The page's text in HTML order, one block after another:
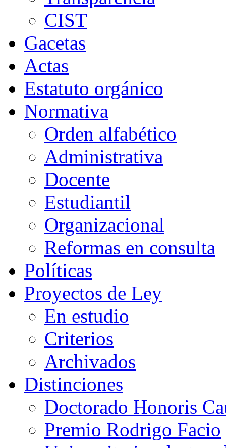
CIST
Gacetas
Actas
Estatuto orgánico
Normativa
Orden alfabético
Administrativa
Docente
Estudiantil
Organizacional
Reformas en consulta
Políticas
Proyectos de Ley
En estudio
Criterios
Archivados
Distinciones
Doctorado Honoris
Premio Rodrigo Facio